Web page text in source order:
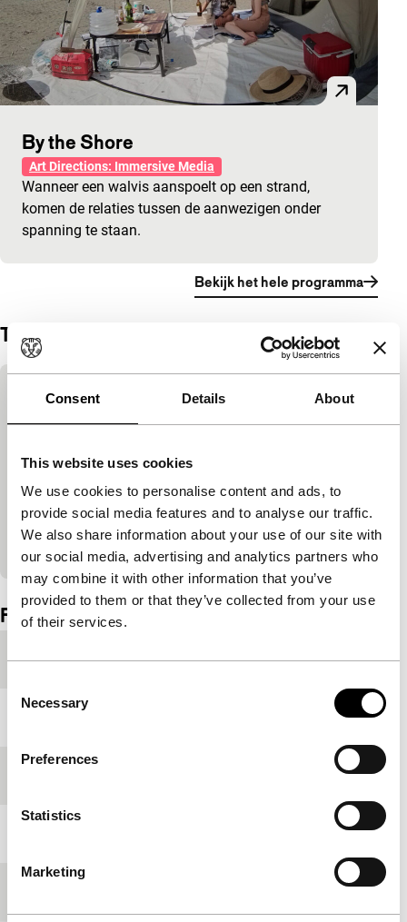
Consent Details About
This website uses cookies
We use cookies to personalise content and ads, to
provide social media features and to analyse our traffic.
We also share information about your use of our site with
our social media, advertising and analytics partners who
may combine it with other information that you’ve
provided to them or that they’ve collected from your use
of their services.
Selection
Necessary
Preferences
Statistics
Marketing
By the Shore
Art Directions: Immersive Media
Wanneer een walvis aanspoelt op een strand,
komen de relaties tussen de aanwezigen onder
spanning te staan.
Bekijk het hele programma
Trailer
Ingesloten inhoud van YouTube overslaan
Deze inhoud is beschikbaar na het accepteren
van de marketingcookies.
Cookie-instellingen wijzigen
Bekijk op YouTube
Ingesloten inhoud van YouTube overgeslagen.
Film details
Productieland Noorwegen